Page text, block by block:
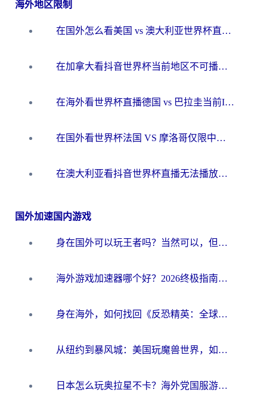
海外地区限制
在国外怎么看美国 vs 澳大利亚世界杯直播？海外党必藏的中文解说观赛指南
在加拿大看抖音世界杯当前地区不可播放？海外党体育观赛终极指南
在海外看世界杯直播德国 vs 巴拉圭当前IP受限制？这篇指南帮你轻松解决地区限制
在国外看世界杯法国 VS 摩洛哥仅限中国大陆？别让地域限制拦下你的欢呼
在澳大利亚看抖音世界杯直播无法播放？海外党体育观赛终极指南来了！
国外加速国内游戏
身在国外可以玩王者吗？当然可以，但你需要这份“加速”指南
海外游戏加速器哪个好？2026终极指南帮你畅玩国服+解决卡顿难题
身在海外，如何找回《反恐精英：全球攻势》国服的丝滑手感？一份给你的终极指南
从纽约到暴风城：美国玩魔兽世界，如何找到你的最佳网络航线
日本怎么玩奥拉星不卡？海外党国服游戏加速器选择全攻略